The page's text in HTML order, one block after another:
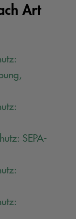
Art
SEPA-